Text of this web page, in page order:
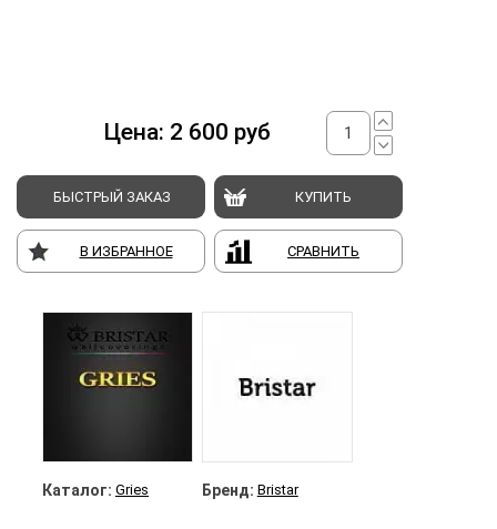
Цена: 2 600 руб
БЫСТРЫЙ ЗАКАЗ КУПИТЬ
В ИЗБРАННОЕ СРАВНИТЬ
Каталог: Gries Бренд: Bristar